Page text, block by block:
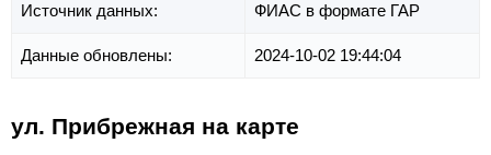
Источник данных: ФИАС в формате ГАР
Данные обновлены: 2024-10-02 19:44:04
ул. Прибрежная на карте